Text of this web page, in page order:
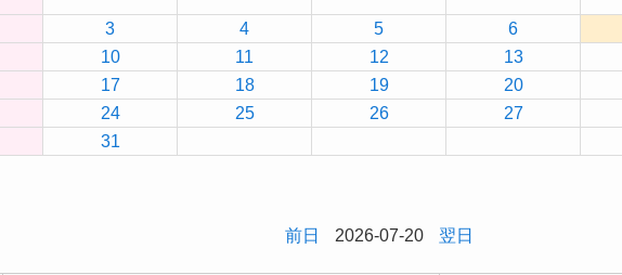
3 4 5 6
10 11 12 13
17 18 19 20
24 25 26 27
31
前日 2026-07-20 翌日